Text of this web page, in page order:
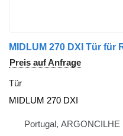
MIDLUM 270 DXI Tür für
Preis auf Anfrage
Tür
MIDLUM 270 DXI
Portugal, ARGONCILHE